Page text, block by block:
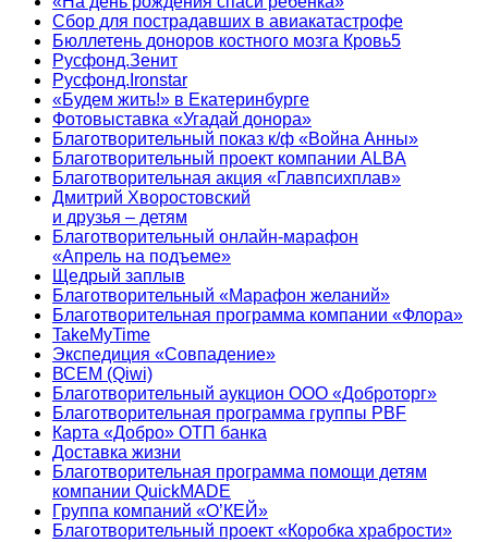
Сбор для пострадавших в авиакатастрофе
Бюллетень доноров костного мозга Кровь5
Русфонд.Зенит
Русфонд.Ironstar
«Будем жить!» в Екатеринбурге
Фотовыставка «Угадай донора»
Благотворительный показ к/ф «Война Анны»
Благотворительный проект компании ALBA
Благотворительная акция «Главпсихплав»
Дмитрий Хворостовский
и друзья – детям
Благотворительный онлайн‑марафон
«Апрель на подъеме»
Щедрый заплыв
Благотворительный «Марафон желаний»
Благотворительная программа компании «Флора»
TakeMyTime
Экспедиция «Совпадение»
ВСЕМ (Qiwi)
Благотворительный аукцион ООО «Доброторг»
Благотворительная программа группы PBF
Карта «Добро» ОТП банка
Доставка жизни
Благотворительная программа помощи детям
компании QuickMADE
Группа компаний «О’КЕЙ»
Благотворительный проект «Коробка храбрости»